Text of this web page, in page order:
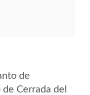
de
Cerrada del